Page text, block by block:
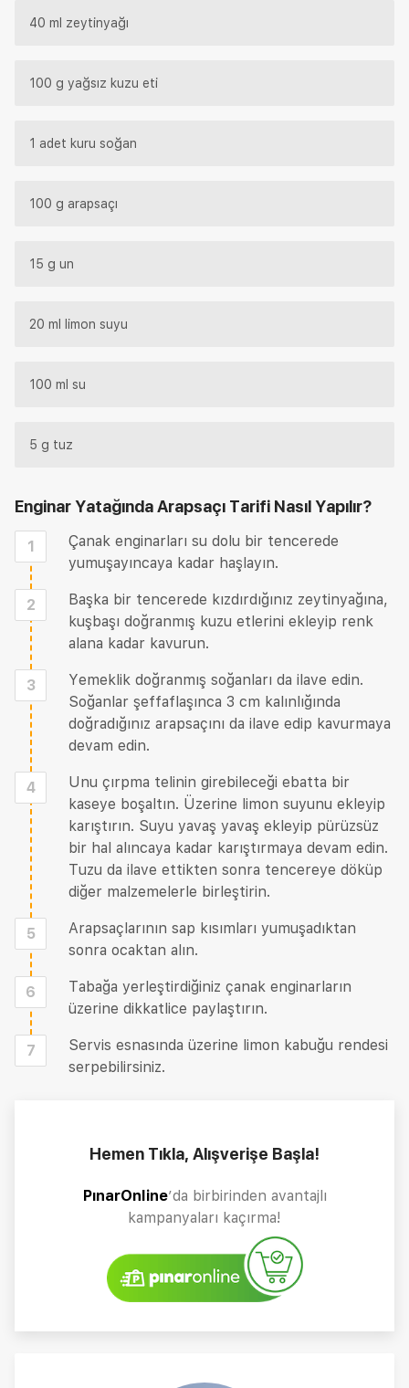
40 ml zeytinyağı
100 g yağsız kuzu eti
1 adet kuru soğan
100 g arapsaçı
15 g un
20 ml limon suyu
100 ml su
5 g tuz
Enginar Yatağında Arapsaçı Tarifi Nasıl Yapılır?
1
Çanak enginarları su dolu bir tencerede
yumuşayıncaya kadar haşlayın.
2
Başka bir tencerede kızdırdığınız zeytinyağına,
kuşbaşı doğranmış kuzu etlerini ekleyip renk
alana kadar kavurun.
3
Yemeklik doğranmış soğanları da ilave edin.
Soğanlar şeffaflaşınca 3 cm kalınlığında
doğradığınız arapsaçını da ilave edip kavurmaya
devam edin.
4
Unu çırpma telinin girebileceği ebatta bir
kaseye boşaltın. Üzerine limon suyunu ekleyip
karıştırın. Suyu yavaş yavaş ekleyip pürüzsüz
bir hal alıncaya kadar karıştırmaya devam edin.
Tuzu da ilave ettikten sonra tencereye döküp
diğer malzemelerle birleştirin.
5
Arapsaçlarının sap kısımları yumuşadıktan
sonra ocaktan alın.
6
Tabağa yerleştirdiğiniz çanak enginarların
üzerine dikkatlice paylaştırın.
7
Servis esnasında üzerine limon kabuğu rendesi
serpebilirsiniz.
Hemen Tıkla, Alışverişe Başla!
PınarOnline’da birbirinden avantajlı
kampanyaları kaçırma!